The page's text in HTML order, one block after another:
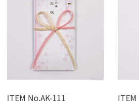
ITEM No.AK-111 ITEM